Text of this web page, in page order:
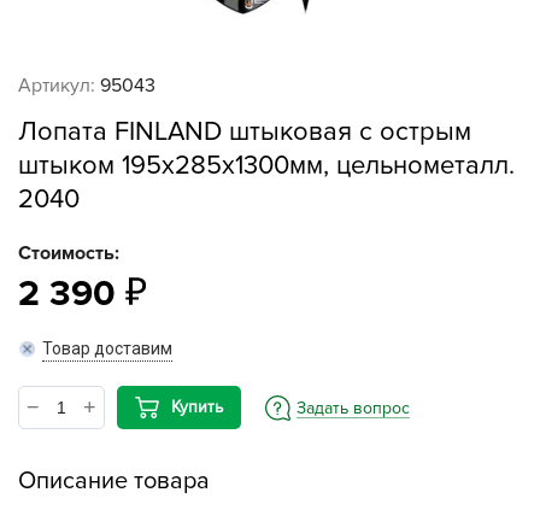
Артикул: 95043
Лопата FINLAND штыковая с острым
штыком 195х285х1300мм, цельнометалл.
2040
Стоимость:
2 390
Товар доставим
Купить Задать вопрос
Описание товара